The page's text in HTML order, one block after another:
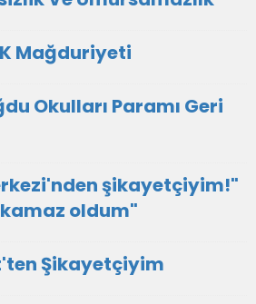
Mağduriyeti
Okulları Paramı Geri
şikayetçiyim!"
oldum"
Şikayetçiyim